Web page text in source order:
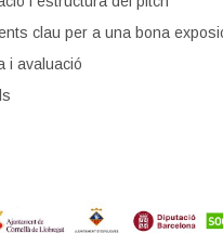
clau per a una bona
i avaluació